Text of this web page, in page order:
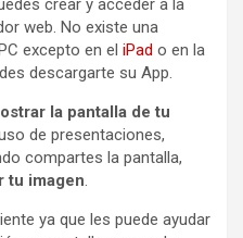
crear y acceder a la
web. No existe una
excepto en el iPad o en la
descargarte su App.
la pantalla de tu
de presentaciones,
compartes la pantalla,
tu imagen.
ya que les puede ayudar